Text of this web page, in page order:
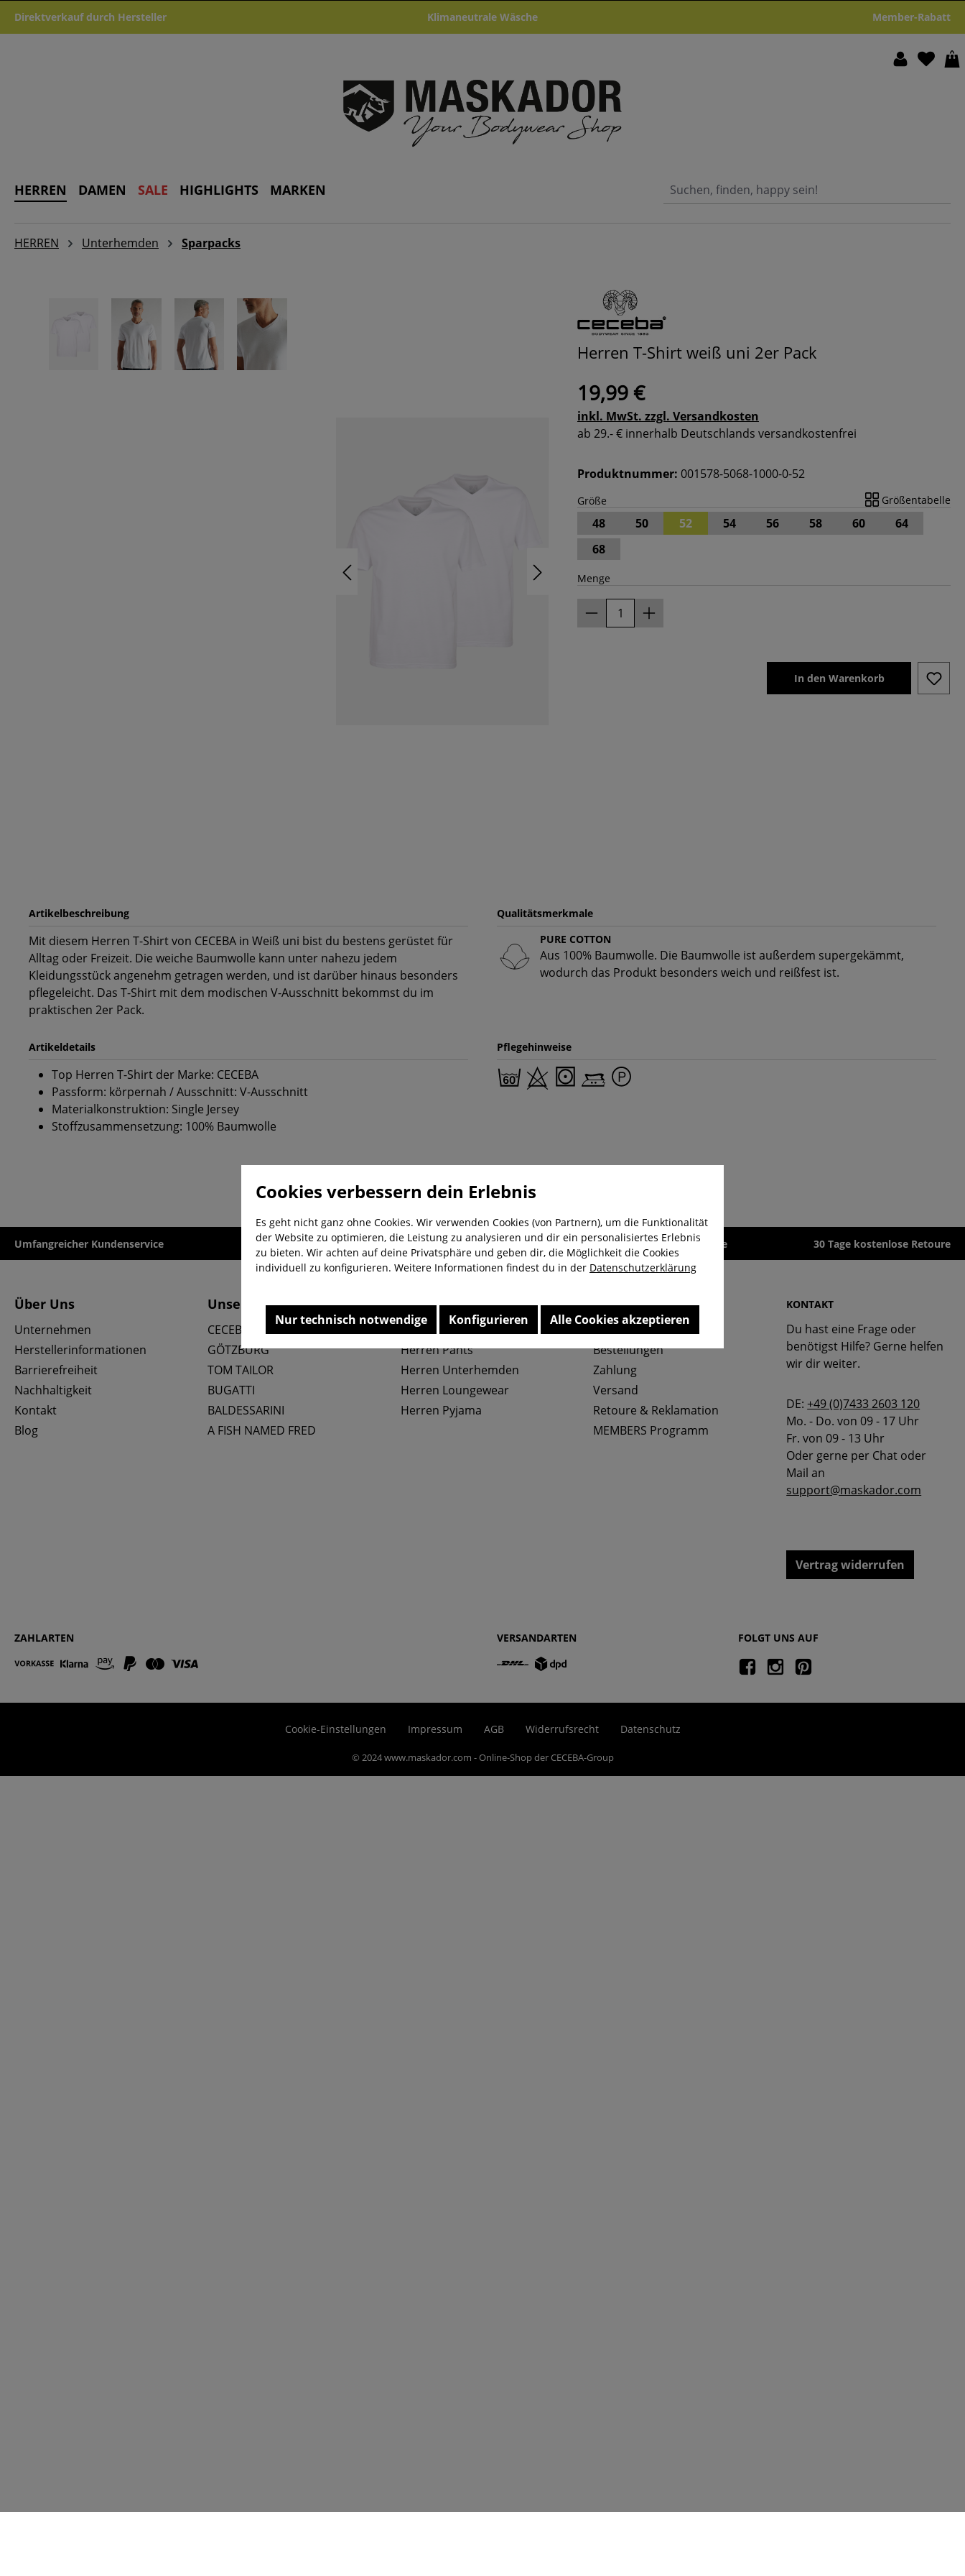
Hauptinhalt springen
Zur Suche springen
Zur Hauptnavigation springen
Direktverkauf durch Hersteller Klimaneutrale Wäsche Member-Rabatt
HERREN DAMEN SALE HIGHLIGHTS MARKEN
HERREN Unterhemden Sparpacks
Herren T-Shirt weiß uni 2er Pack
19,99 €
inkl. MwSt. zzgl. Versandkosten
ab 29.- € innerhalb Deutschlands versandkostenfrei
Produktnummer: 001578-5068-1000-0-52
Größe Größentabelle
48 50 52 54 56 58 60
64
68
Menge
In den Warenkorb
Artikelbeschreibung
Mit diesem Herren T-Shirt von CECEBA in Weiß uni bist du bestens gerüstet für
Alltag oder Freizeit. Die weiche Baumwolle kann unter nahezu jedem
Kleidungsstück angenehm getragen werden, und ist darüber hinaus besonders
pflegeleicht. Das T-Shirt mit dem modischen V-Ausschnitt bekommst du im
praktischen 2er Pack.
Qualitätsmerkmale
PURE COTTON
Aus 100% Baumwolle. Die Baumwolle ist außerdem supergekämmt,
wodurch das Produkt besonders weich und reißfest ist.
Artikeldetails
Top Herren T-Shirt der Marke: CECEBA
Passform: körpernah / Ausschnitt: V-Ausschnitt
Materialkonstruktion: Single Jersey
Stoffzusammensetzung: 100% Baumwolle
Pflegehinweise
Umfangreicher Kundenservice Kauf auf Rechnung Kostenloser Versand ab 29,-€ Lieferzeit 1-3 Werktage 30 Tage kostenlose Retoure
Über Uns
Unternehmen
Herstellerinformationen
Barrierefreiheit
Nachhaltigkeit
Kontakt
Blog
Unsere Marken
CECEBA
GÖTZBURG
TOM TAILOR
BUGATTI
BALDESSARINI
A FISH NAMED FRED
Top Kategorien
Herren Slips
Herren Pants
Herren Unterhemden
Herren Loungewear
Herren Pyjama
Service & FAQ
Größentabellen
Bestellungen
Zahlung
Versand
Retoure & Reklamation
MEMBERS Programm
KONTAKT
Du hast eine Frage oder
benötigst Hilfe? Gerne helfen
wir dir weiter.
DE:+49 (0)7433 2603 120
Mo. - Do. von 09 - 17 Uhr
Fr. von 09 - 13 Uhr
Oder gerne per Chat oder
Mail an
support@maskador.com
Vertrag widerrufen
ZAHLARTEN VERSANDARTEN FOLGT UNS AUF
Cookie-Einstellungen Impressum AGB Widerrufsrecht Datenschutz
© 2024 www.maskador.com - Online-Shop der CECEBA-Group
Cookies verbessern dein Erlebnis
Es geht nicht ganz ohne Cookies. Wir verwenden Cookies (von Partnern), um die Funktionalität
der Website zu optimieren, die Leistung zu analysieren und dir ein personalisiertes Erlebnis
zu bieten. Wir achten auf deine Privatsphäre und geben dir, die Möglichkeit die Cookies
individuell zu konfigurieren. Weitere Informationen findest du in der Datenschutzerklärung
Nur technisch notwendige Konfigurieren Alle Cookies akzeptieren